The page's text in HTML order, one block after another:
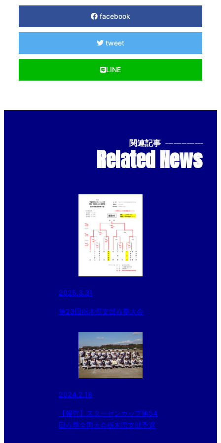
facebook
tweet
LINE
関連記事 --------------
Related News
2025.3.31
第23回栃木県支部春季大会
2024.2.18
【報告】スターゼンカップ第54
回春季全国大会栃木県支部予選